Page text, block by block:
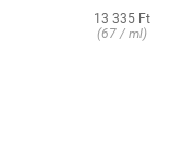
13 335 Ft
(67 / ml)